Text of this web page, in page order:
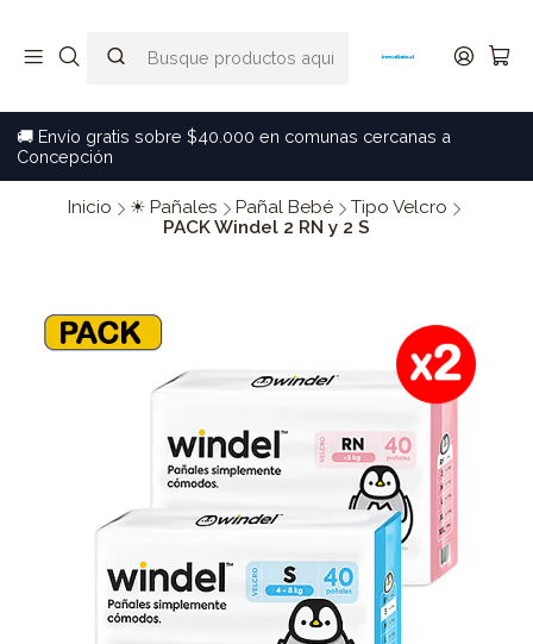
🚚 Envío gratis sobre $40.000 en comunas cercanas a
Concepción
Inicio ☀ Pañales Pañal Bebé
Tipo Velcro
PACK Windel 2 RN y 2 S